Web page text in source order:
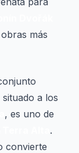
más
situado a los
, es uno de
.
convierte